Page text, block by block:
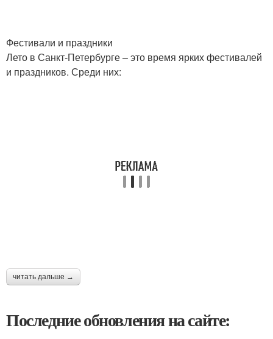
Фестивали и праздники
Лето в Санкт-Петербурге – это время ярких фестивалей
и праздников. Среди них:
читать дальше →
Последние обновления на сайте: